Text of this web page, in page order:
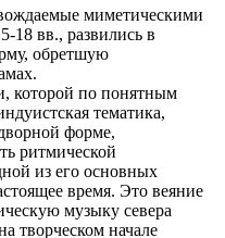
миметическими
18 вв., развились в
обретшую
которой по понятным
тематика,
форме,
ритмической
из его основных
время. Это веяние
музыку севера
творческом начале